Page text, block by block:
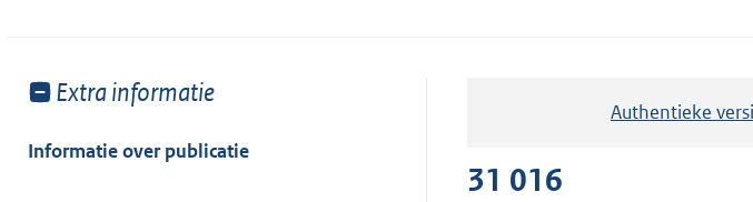
Toon
van:
Extra informatie
Informatie over publicatie
Authentieke
31 016